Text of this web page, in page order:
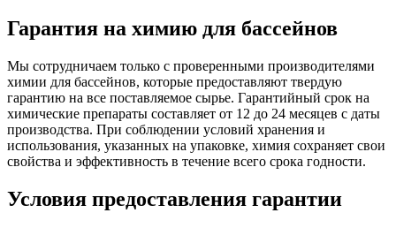
Гарантия на химию для бассейнов
Мы сотрудничаем только с проверенными производителями
химии для бассейнов, которые предоставляют твердую
гарантию на все поставляемое сырье. Гарантийный срок на
химические препараты составляет от 12 до 24 месяцев с даты
производства. При соблюдении условий хранения и
использования, указанных на упаковке, химия сохраняет свои
свойства и эффективность в течение всего срока годности.
Условия предоставления гарантии